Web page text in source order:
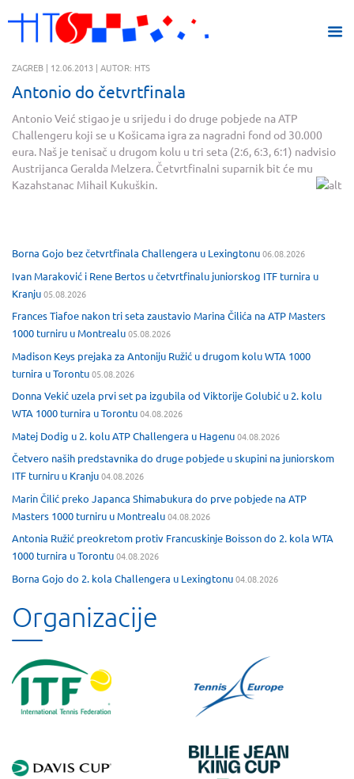
ZAGREB | 12.06.2013 | AUTOR: HTS
Antonio do četvrtfinala
Antonio Veić stigao je u srijedu i do druge pobjede na ATP
Challengeru koji se u Košicama igra za nagradni fond od 30.000
eura. Naš je tenisač u drugom kolu u tri seta (2:6, 6:3, 6:1) nadvisio
Austrijanca Geralda Melzera. Četvrtfinalni suparnik bit će mu
Kazahstanac Mihail Kukuškin.
Borna Gojo bez četvrtfinala Challengera u Lexingtonu06.08.2026
Ivan Maraković i Rene Bertos u četvrtfinalu juniorskog ITF turnira u
Kranju05.08.2026
Frances Tiafoe nakon tri seta zaustavio Marina Čilića na ATP Masters
1000 turniru u Montrealu05.08.2026
Madison Keys prejaka za Antoniju Ružić u drugom kolu WTA 1000
turnira u Torontu05.08.2026
Donna Vekić uzela prvi set pa izgubila od Viktorije Golubić u 2. kolu
WTA 1000 turnira u Torontu04.08.2026
Matej Dodig u 2. kolu ATP Challengera u Hagenu04.08.2026
Četvero naših predstavnika do druge pobjede u skupini na juniorskom
ITF turniru u Kranju04.08.2026
Marin Čilić preko Japanca Shimabukura do prve pobjede na ATP
Masters 1000 turniru u Montrealu04.08.2026
Antonia Ružić preokretom protiv Francuskinje Boisson do 2. kola WTA
1000 turnira u Torontu04.08.2026
Borna Gojo do 2. kola Challengera u Lexingtonu04.08.2026
Organizacije